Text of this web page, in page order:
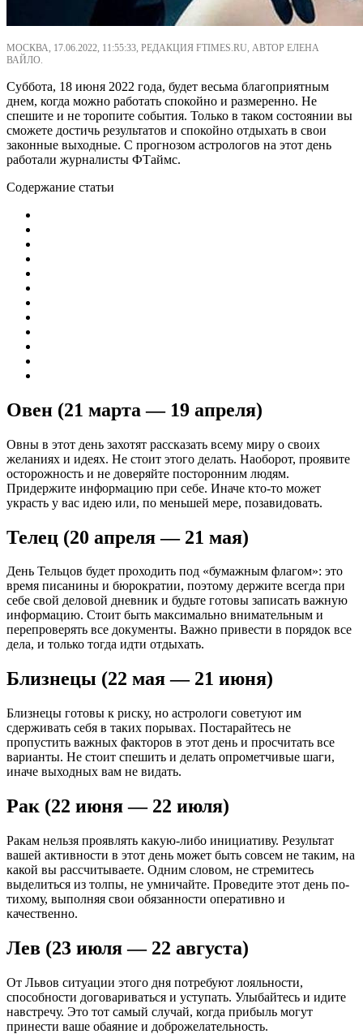
МОСКВА, 17.06.2022, 11:55:33, РЕДАКЦИЯ FTIMES.RU, АВТОР ЕЛЕНА
ВАЙЛО.
Суббота, 18 июня 2022 года, будет весьма благоприятным
днем, когда можно работать спокойно и размеренно. Не
спешите и не торопите события. Только в таком состоянии вы
сможете достичь результатов и спокойно отдыхать в свои
законные выходные. С прогнозом астрологов на этот день
работали журналисты ФТаймс.
Содержание статьи
Овен (21 марта — 19 апреля)
Овны в этот день захотят рассказать всему миру о своих
желаниях и идеях. Не стоит этого делать. Наоборот, проявите
осторожность и не доверяйте посторонним людям.
Придержите информацию при себе. Иначе кто-то может
украсть у вас идею или, по меньшей мере, позавидовать.
Телец (20 апреля — 21 мая)
День Тельцов будет проходить под «бумажным флагом»: это
время писанины и бюрократии, поэтому держите всегда при
себе свой деловой дневник и будьте готовы записать важную
информацию. Стоит быть максимально внимательным и
перепроверять все документы. Важно привести в порядок все
дела, и только тогда идти отдыхать.
Близнецы (22 мая — 21 июня)
Близнецы готовы к риску, но астрологи советуют им
сдерживать себя в таких порывах. Постарайтесь не
пропустить важных факторов в этот день и просчитать все
варианты. Не стоит спешить и делать опрометчивые шаги,
иначе выходных вам не видать.
Рак (22 июня — 22 июля)
Ракам нельзя проявлять какую-либо инициативу. Результат
вашей активности в этот день может быть совсем не таким, на
какой вы рассчитываете. Одним словом, не стремитесь
выделиться из толпы, не умничайте. Проведите этот день по-
тихому, выполняя свои обязанности оперативно и
качественно.
Лев (23 июля — 22 августа)
От Львов ситуации этого дня потребуют лояльности,
способности договариваться и уступать. Улыбайтесь и идите
навстречу. Это тот самый случай, когда прибыль могут
принести ваше обаяние и доброжелательность.